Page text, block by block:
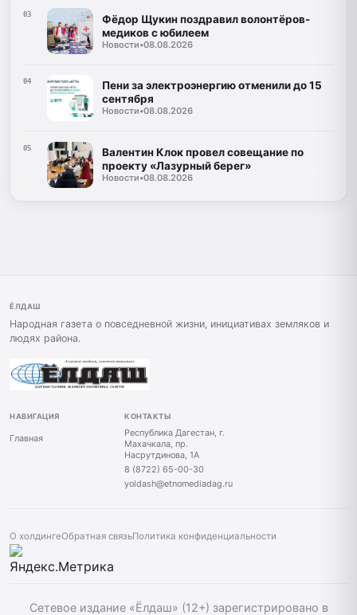
03
Фёдор Щукин поздравил волонтёров-
медиков с юбилеем
Новости•08.08.2026
04
Пени за электроэнергию отменили до 15
сентября
Новости•08.08.2026
05
Валентин Клок провел совещание по
проекту «Лазурный берег»
Новости•08.08.2026
ЁЛДАШ
Народная газета о повседневной жизни, инициативах земляков и
людях района.
НАВИГАЦИЯ
Главная
КОНТАКТЫ
Республика Дагестан, г.
Махачкала, пр.
Насрутдинова, 1А
8 (8722) 65-00-30
yoldash@etnomediadag.ru
О холдингеОбратная связьПолитика конфиденциальности
Сетевое издание «Ёлдаш» (12+) зарегистрировано в